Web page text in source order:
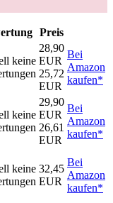
Preis
keine
28,90
EUR
25,72
EUR
Bei
Amazon
kaufen*
keine
29,90
EUR
26,61
EUR
Bei
Amazon
kaufen*
keine 32,45
EUR
Bei
Amazon
kaufen*